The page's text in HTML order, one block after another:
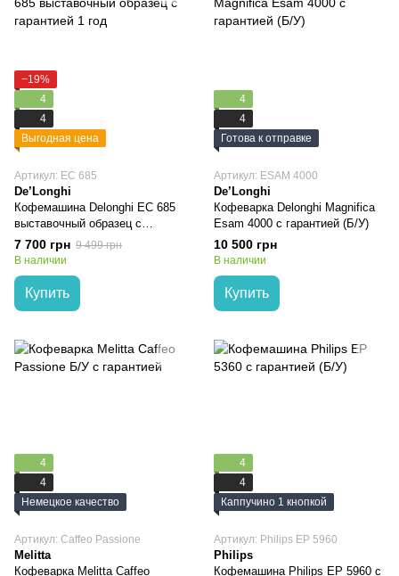
−19%
4
4
Выгодная цена
Артикул: EC 685
De’Longhi
Кофемашина Delonghi EC 685
выставочный образец с
гарантией 1 год
7 700 грн 9 499 грн
В наличии
Купить
4
4
Готова к отправке
Артикул: ESAM 4000
De’Longhi
Кофеварка Delonghi Magnifica
Esam 4000 с гарантией (Б/У)
10 500 грн
В наличии
Купить
4
4
Немецкое качество
Артикул: Caffeo Passione
Melitta
Кофеварка Melitta Caffeo
4
4
Каппучино 1 кнопкой
Артикул: Philips EP 5960
Philips
Кофемашина Philips EP 5960 с